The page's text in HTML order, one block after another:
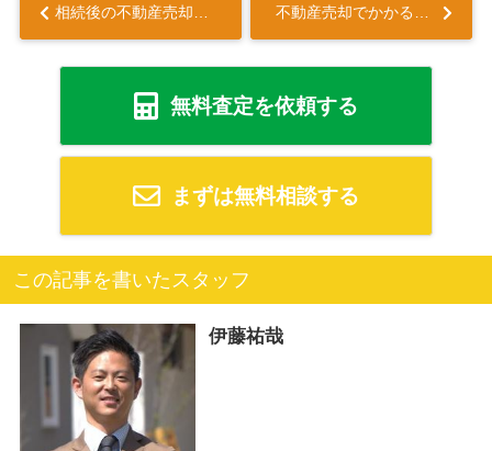
相続後の不動産売却で知っておきたい注意点とは？3つのパターンにわけて解説... 不動産売却でかかる税金を抑えられる「3000万円控除」とは？要件も解説...
無料査定を依頼する
まずは無料相談する
この記事を書いたスタッフ
伊藤祐哉